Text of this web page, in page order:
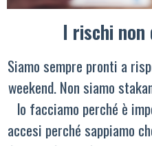
I rischi non
Siamo sempre pronti a
weekend. Non siamo
lo facciamo perché è
accesi perché sappiamo